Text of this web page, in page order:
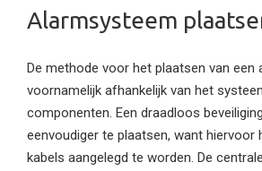
Alarmsysteem
De methode voor het plaatsen van een
voornamelijk afhankelijk van het
componenten. Een draadloos
eenvoudiger te plaatsen, want hiervoor
kabels aangelegd te worden. De